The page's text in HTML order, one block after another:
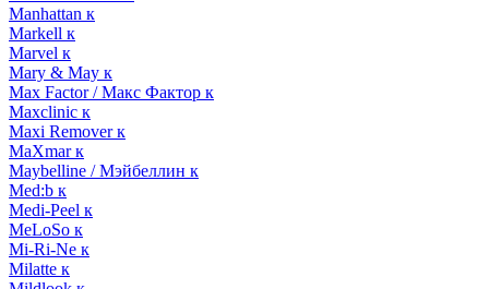
Manhattan к
Markell к
Marvel к
Mary & May к
Max Factor / Макс Фактор к
Maxclinic к
Maxi Remover к
MaXmar к
Maybelline / Мэйбеллин к
Med:b к
Medi-Peel к
MeLoSo к
Mi-Ri-Ne к
Milatte к